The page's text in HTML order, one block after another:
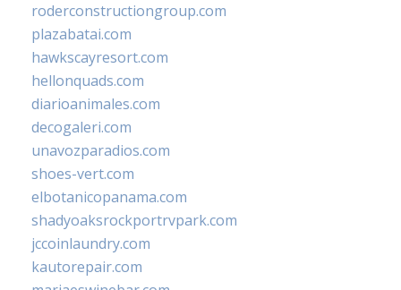
roderconstructiongroup.com
plazabatai.com
hawkscayresort.com
hellonquads.com
diarioanimales.com
decogaleri.com
unavozparadios.com
shoes-vert.com
elbotanicopanama.com
shadyoaksrockportrvpark.com
jccoinlaundry.com
kautorepair.com